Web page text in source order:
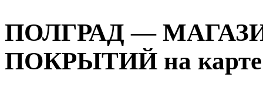
ПОЛГРАД —
ПОКРЫТИЙ на